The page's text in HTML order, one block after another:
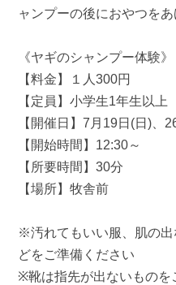
ャンプーの後におやつを
《ヤギのシャンプー体験》
【料金】１人300円
【定員】小学生1年生以
【開催日】7月19日(日)、
【開始時間】12:30～
【所要時間】30分
【場所】牧舎前
※汚れてもいい服、肌の
どをご準備ください
※靴は指先が出ないものを